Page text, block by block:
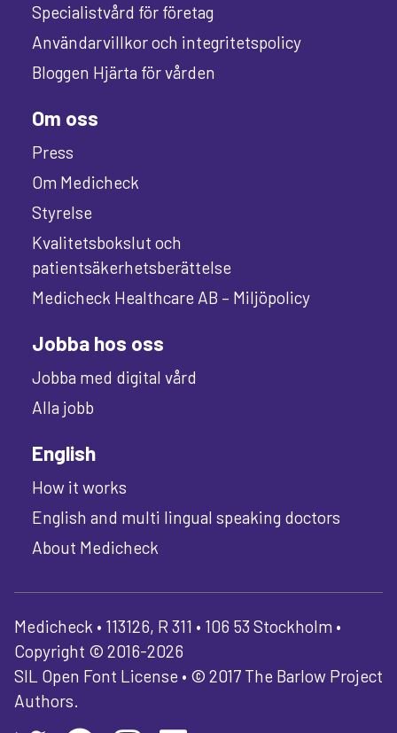
Specialistvård för företag
Användarvillkor och integritetspolicy
Bloggen Hjärta för vården
Om oss
Press
Om Medicheck
Styrelse
Kvalitetsbokslut och
patientsäkerhetsberättelse
Medicheck Healthcare AB – Miljöpolicy
Jobba hos oss
Jobba med digital vård
Alla jobb
English
How it works
English and multi lingual speaking doctors
About Medicheck
Medicheck • 113126, R 311 • 106 53 Stockholm •
Copyright © 2016-2026
SIL Open Font License • © 2017 The Barlow Project
Authors.